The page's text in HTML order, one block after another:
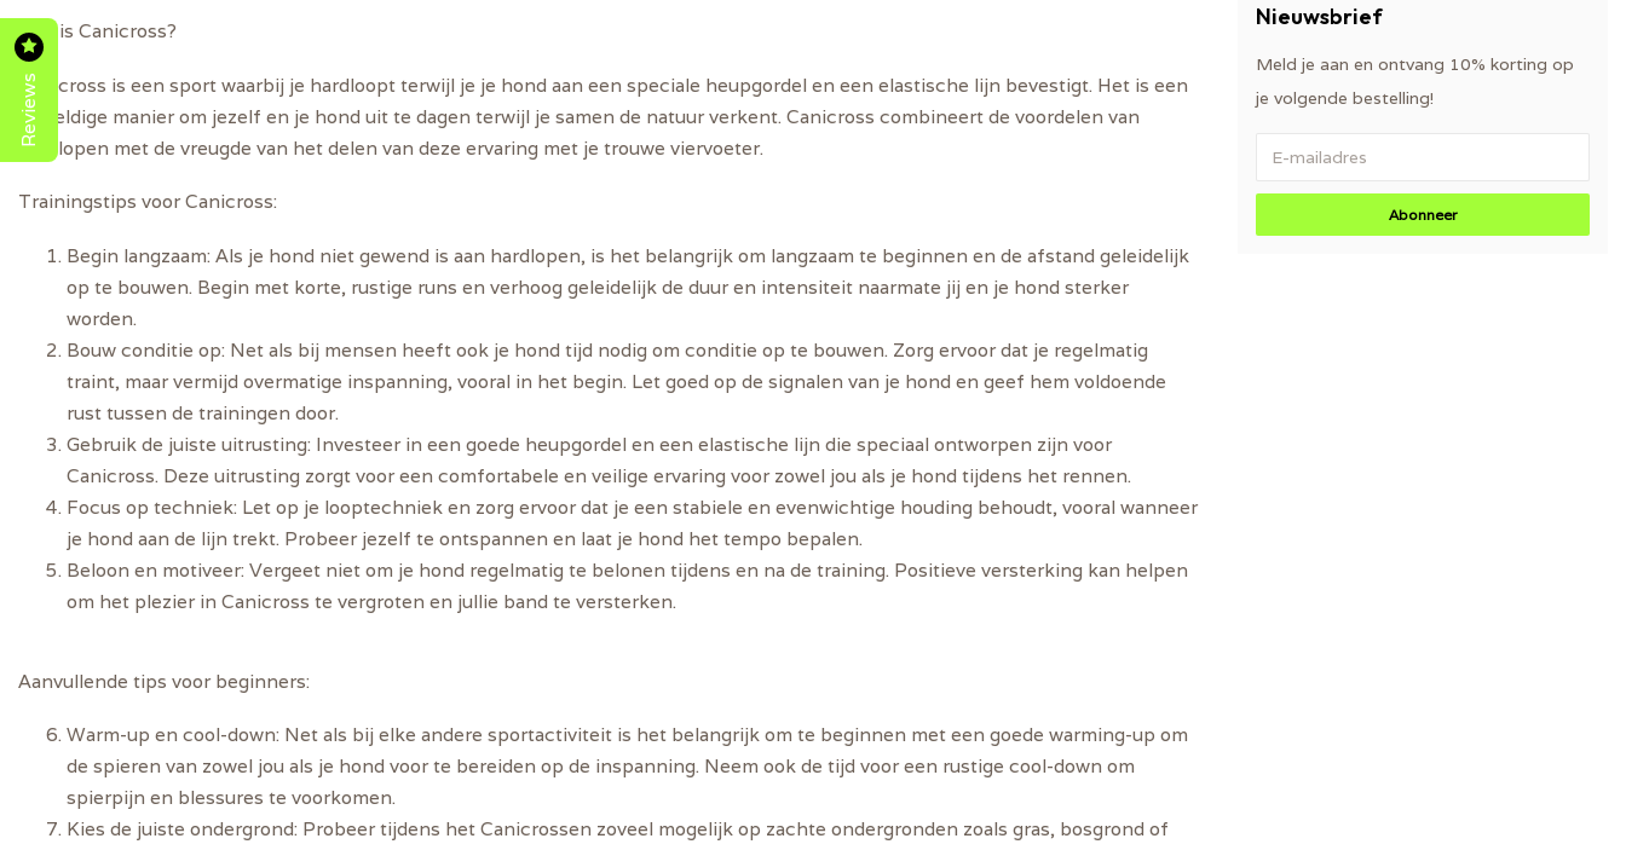
Wat is Canicross?
Canicross is een sport waarbij je hardloopt terwijl je je hond aan een speciale heupgordel en een elastische lijn bevestigt. Het is een
geweldige manier om jezelf en je hond uit te dagen terwijl je samen de natuur verkent. Canicross combineert de voordelen van
hardlopen met de vreugde van het delen van deze ervaring met je trouwe viervoeter.
Trainingstips voor Canicross:
Begin langzaam: Als je hond niet gewend is aan hardlopen, is het belangrijk om langzaam te beginnen en de afstand geleidelijk
op te bouwen. Begin met korte, rustige runs en verhoog geleidelijk de duur en intensiteit naarmate jij en je hond sterker
worden.
Bouw conditie op: Net als bij mensen heeft ook je hond tijd nodig om conditie op te bouwen. Zorg ervoor dat je regelmatig
traint, maar vermijd overmatige inspanning, vooral in het begin. Let goed op de signalen van je hond en geef hem voldoende
rust tussen de trainingen door.
Gebruik de juiste uitrusting: Investeer in een goede heupgordel en een elastische lijn die speciaal ontworpen zijn voor
Canicross. Deze uitrusting zorgt voor een comfortabele en veilige ervaring voor zowel jou als je hond tijdens het rennen.
Focus op techniek: Let op je looptechniek en zorg ervoor dat je een stabiele en evenwichtige houding behoudt, vooral wanneer
je hond aan de lijn trekt. Probeer jezelf te ontspannen en laat je hond het tempo bepalen.
Beloon en motiveer: Vergeet niet om je hond regelmatig te belonen tijdens en na de training. Positieve versterking kan helpen
om het plezier in Canicross te vergroten en jullie band te versterken.
Aanvullende tips voor beginners:
Warm-up en cool-down: Net als bij elke andere sportactiviteit is het belangrijk om te beginnen met een goede warming-up om
de spieren van zowel jou als je hond voor te bereiden op de inspanning. Neem ook de tijd voor een rustige cool-down om
spierpijn en blessures te voorkomen.
Kies de juiste ondergrond: Probeer tijdens het Canicrossen zoveel mogelijk op zachte ondergronden zoals gras, bosgrond of
Nieuwsbrief
Meld je aan en ontvang 10% korting op
je volgende bestelling!
Abonneer
Reviews